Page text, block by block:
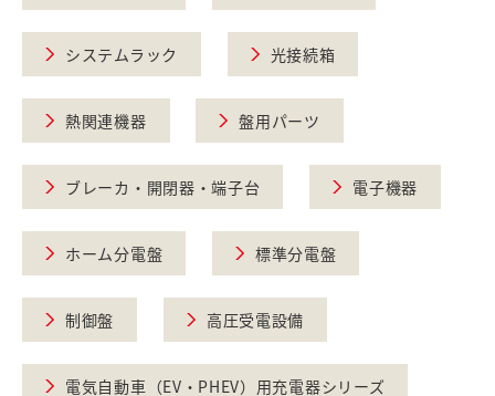
システムラック 光接続箱
熱関連機器 盤用パーツ
ブレーカ・開閉器・端子台 電子機器
ホーム分電盤 標準分電盤
制御盤 高圧受電設備
電気自動車（EV・PHEV）用充電器シリーズ